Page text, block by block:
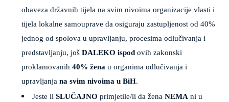
obaveza državnih tijela na svim nivoima organizacije vlasti i
tijela lokalne samoupraveda osiguraju zastupljenost od 40%
jednog od spolova u upravljanju, procesima odlučivanja i
predstavljanju, jošDALEKO ispod ovih zakonski
proklamovanih40% žena u organima odlučivanja i
upravljanjana svim nivoima u BiH.
Jeste liSLUČAJNO primjetile/li da ženaNEMA ni u